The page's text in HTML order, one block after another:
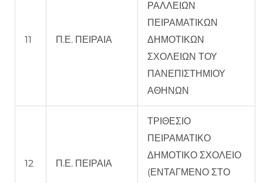
11 Π.Ε. ΠΕΙΡΑΙΑ
ΡΑΛΛΕΙΩΝ
ΠΕΙΡΑΜΑΤΙΚΩΝ
ΔΗΜΟΤΙΚΩΝ
ΣΧΟΛΕΙΩΝ ΤΟΥ
ΠΑΝΕΠΙΣΤΗΜΙΟΥ
ΑΘΗΝΩΝ
12 Π.Ε. ΠΕΙΡΑΙΑ
ΤΡΙΘΕΣΙΟ
ΠΕΙΡΑΜΑΤΙΚΟ
ΔΗΜΟΤΙΚΟ ΣΧΟΛΕΙΟ
(ΕΝΤΑΓΜΕΝΟ ΣΤΟ